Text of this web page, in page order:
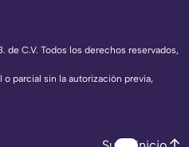
de C.V. Todos los derechos reservados,
parcial sin la autorización previa,